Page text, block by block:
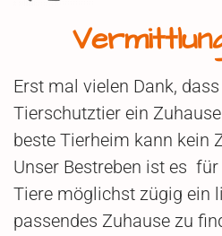
Erst mal vielen Dank,
Tierschutztier ein
beste Tierheim kann kein
Unser Bestreben ist es
Tiere möglichst zügig ein
passendes Zuhause zu